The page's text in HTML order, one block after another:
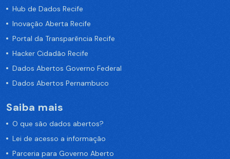
Hub de Dados Recife
Inovação Aberta Recife
Portal da Transparência Recife
Hacker Cidadão Recife
Dados Abertos Governo Federal
Dados Abertos Pernambuco
Saiba mais
O que são dados abertos?
Lei de acesso a informação
Parceria para Governo Aberto